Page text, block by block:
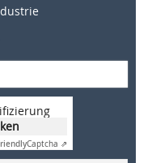
Captcha ⇗